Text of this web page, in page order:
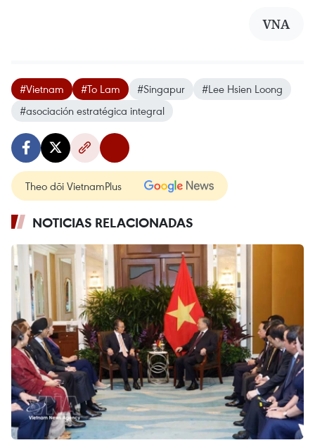
VNA
#Vietnam #To Lam #Singapur
#Lee Hsien Loong
#asociación estratégica integral
Theo dõi VietnamPlus
NOTICIAS RELACIONADAS